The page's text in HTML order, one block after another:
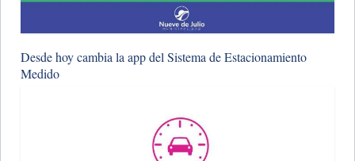
Desde hoy cambia la app del Sistema de Estacionamiento
Medido